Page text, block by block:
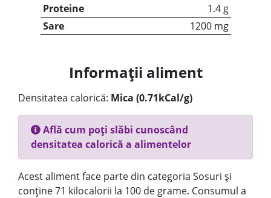
Proteine
1.4 g
Sare
1200 mg
Informații aliment
Densitatea calorică: Mica (0.71kCal/g)
Află cum poți slăbi cunoscând
densitatea calorică a alimentelor
Acest aliment face parte din categoria Sosuri și
conține 71 kilocalorii la 100 de grame. Consumul a